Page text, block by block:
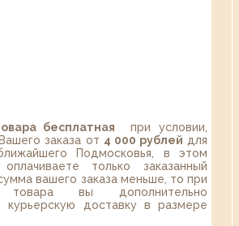
бесплатная при условии,
заказа от 4 000 рублей для
Подмосковья, в этом
только заказанный
вашего заказа меньше, то при
товара вы дополнительно
курьерскую доставку в размере